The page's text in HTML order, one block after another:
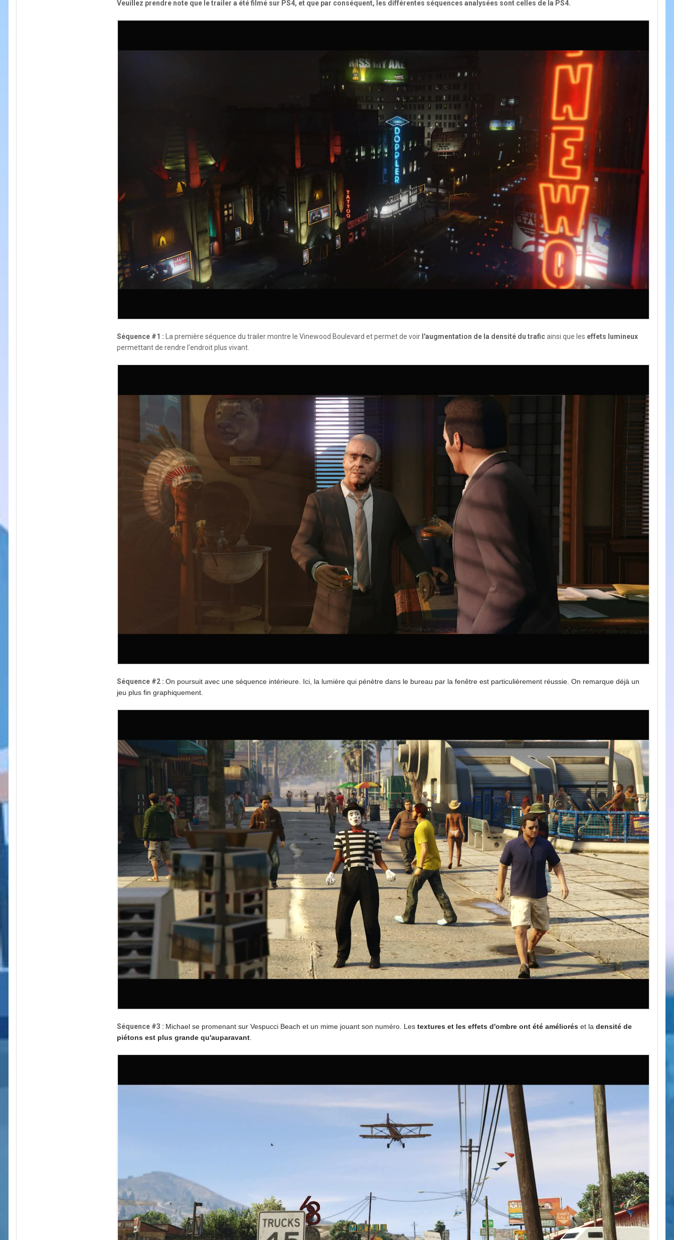
Veuillez prendre note que le trailer a été filmé sur PS4, et que par conséquent, les différentes séquences analysées sont celles de la PS4.
Séquence #1 : La première séquence du trailer montre le Vinewood Boulevard et permet de voir l'augmentation de la densité du traficainsi que les effets lumineux
permettant de rendre l'endroit plus vivant.
Séquence #2 : On poursuit avec une séquence intérieure. Ici, la lumière qui pénètre dans le bureau par la fenêtre est particulièrement réussie. On remarque déjà un
jeu plus fin graphiquement.
Séquence #3 : Michael se promenant sur Vespucci Beach et un mime jouant son numéro. Les textures et les effets d'ombre ont été améliorés et la densité de
piétons est plus grande qu'auparavant